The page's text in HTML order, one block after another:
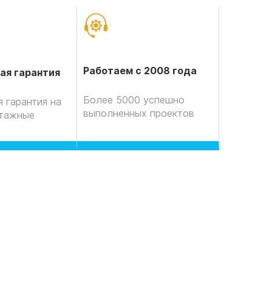
гарантия
гарантия на
Работаем с 2008 года
Более 5000 успешно
выполненных проектов